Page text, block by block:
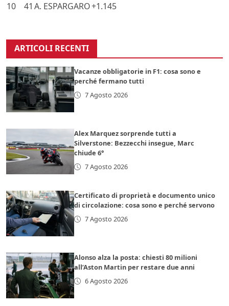
10
41 A. ESPARGARO+1.145
ARTICOLI RECENTI
Vacanze obbligatorie in F1: cosa sono e
perché fermano tutti
7 Agosto 2026
Alex Marquez sorprende tutti a
Silverstone: Bezzecchi insegue, Marc
chiude 6°
7 Agosto 2026
Certificato di proprietà e documento unico
di circolazione: cosa sono e perché servono
7 Agosto 2026
Alonso alza la posta: chiesti 80 milioni
all’Aston Martin per restare due anni
6 Agosto 2026